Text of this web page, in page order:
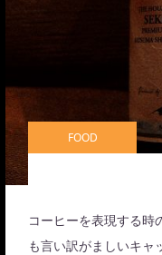
FOOD
コーヒーを表現する時
も言い訳がましいキ